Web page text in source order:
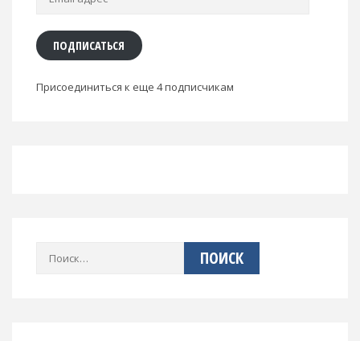
ПОДПИСАТЬСЯ
Присоединиться к еще 4 подписчикам
Найти: